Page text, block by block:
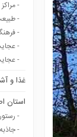
-
-
-
-
-
غذا و
استان
-
-